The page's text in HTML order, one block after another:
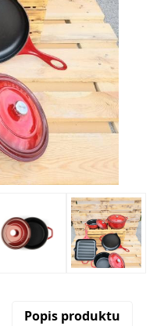
Popis produktu